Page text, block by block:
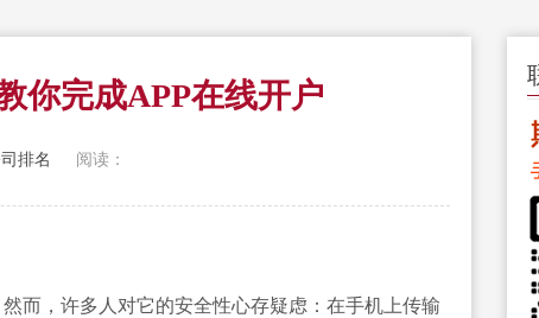
你完成APP在线开户
排名 阅读：
而，许多人对它的安全性心存疑虑：在手机上传输